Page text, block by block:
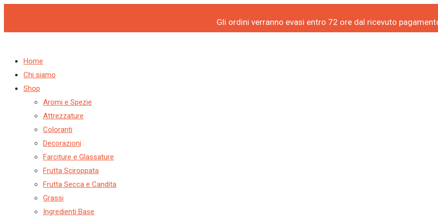
Gli ordini verranno evasi entro 72 ore dal ricevuto
Vai
contenuto
Home
Chi siamo
Shop
Aromi e Spezie
Attrezzature
Coloranti
Decorazioni
Farciture e Glassature
Frutta Sciroppata
Frutta Secca e Candita
Grassi
Ingredienti Base
Products
Products
CAKE
ORO
H.1,2
PZ1
quantità